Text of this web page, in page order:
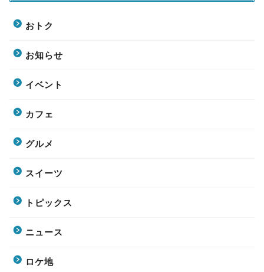
おトク
お知らせ
イベント
カフェ
グルメ
スイーツ
トピックス
ニュース
ロケ地